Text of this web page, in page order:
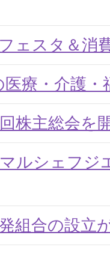
ェスタ＆消
医療・介護・
株主総会を
ルシェフジ
組合の設立